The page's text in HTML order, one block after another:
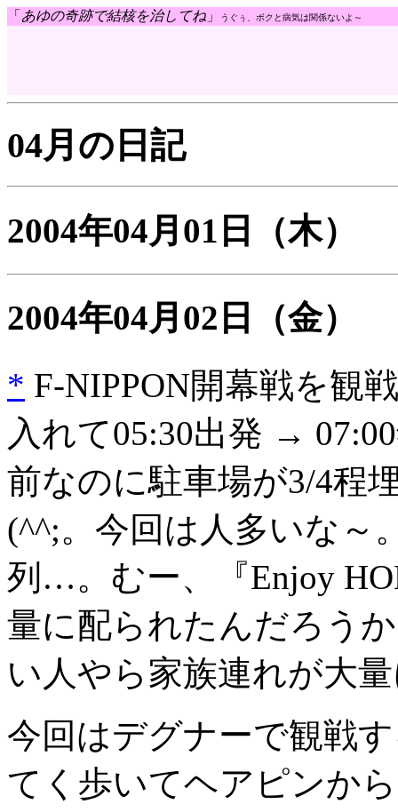
「 あゆの奇跡で結核を治してね 」 うぐぅ、ボクと病気は関係ないよ～
04月の日記
2004年04月01日 （木）
2004年04月02日
（金）
* F-NIPPON開幕戦を観
入れて05:30出発 →
前なのに駐車場が3/4程
(^^;。今回は人多いな～
列…。むー、『Enjoy
量に配られたんだろう
い人やら家族連れが大
今回はデグナーで観戦
てく歩いてヘアピンか